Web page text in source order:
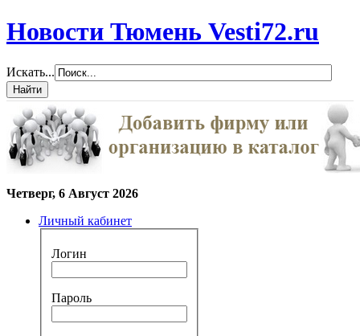
Новости Тюмень Vesti72.ru
Искать...
Четверг, 6 Август 2026
Личный кабинет
Логин
Пароль